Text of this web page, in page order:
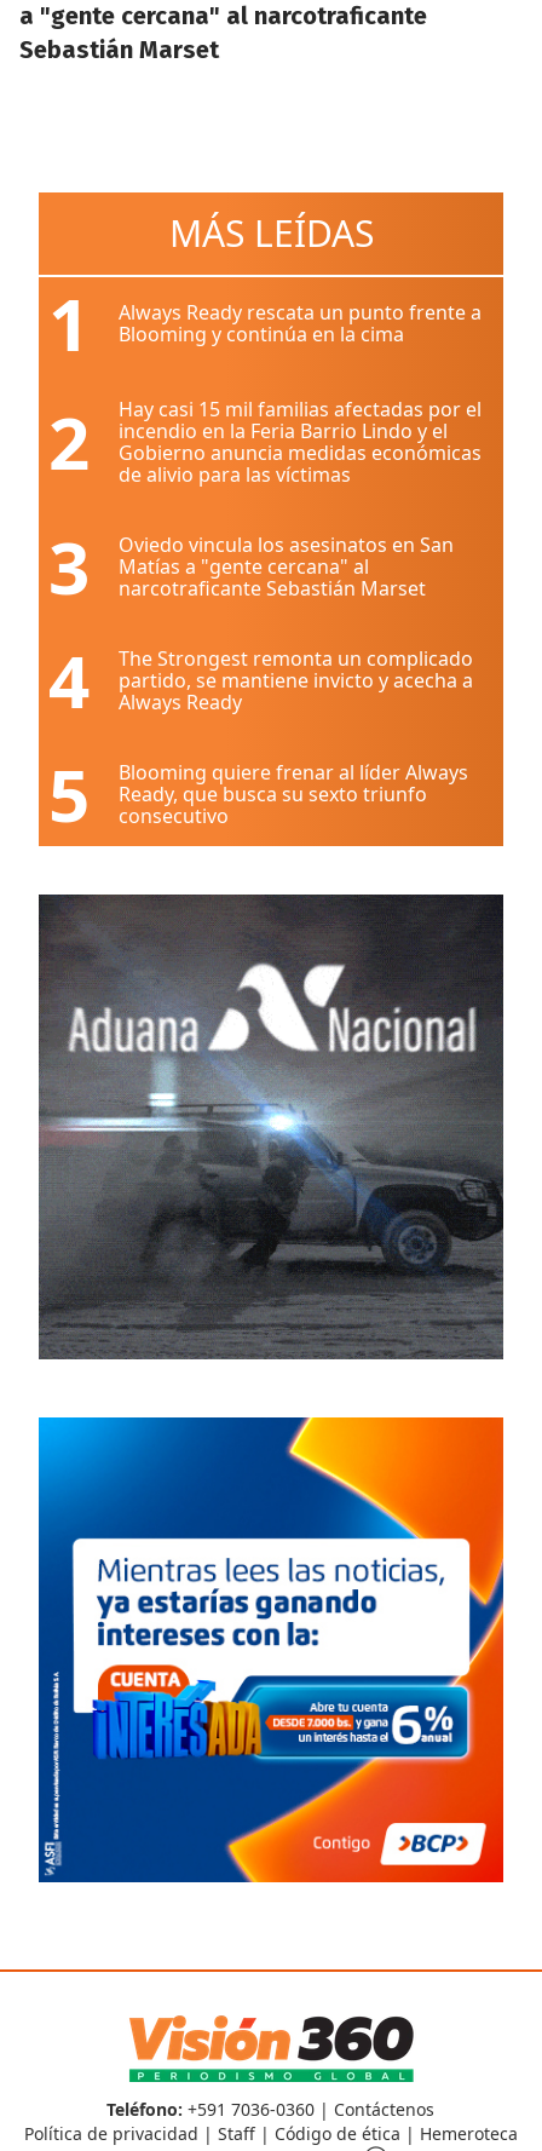
a "gente cercana" al narcotraficante
Sebastián Marset
MÁS LEÍDAS
1
Always Ready rescata un punto frente a
Blooming y continúa en la cima
2
Hay casi 15 mil familias afectadas por el
incendio en la Feria Barrio Lindo y el
Gobierno anuncia medidas económicas
de alivio para las víctimas
3
Oviedo vincula los asesinatos en San
Matías a "gente cercana" al
narcotraficante Sebastián Marset
4
The Strongest remonta un complicado
partido, se mantiene invicto y acecha a
Always Ready
5
Blooming quiere frenar al líder Always
Ready, que busca su sexto triunfo
consecutivo
Teléfono: +591 7036-0360 | Contáctenos
Política de privacidad | Staff| Código de ética | Hemeroteca